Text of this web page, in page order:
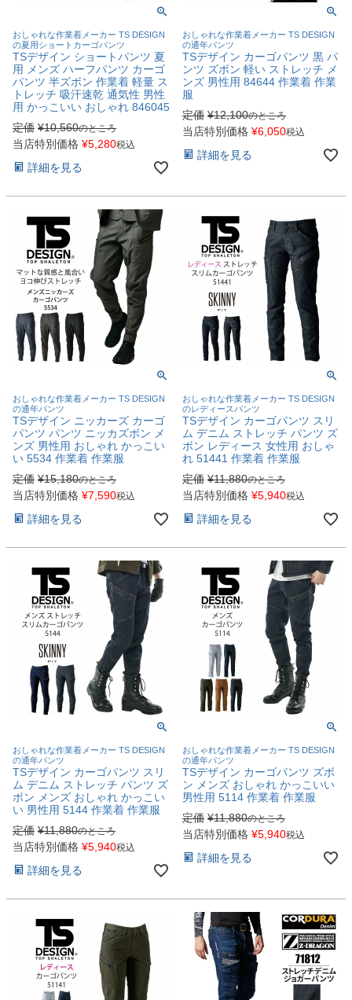
おしゃれな作業着メーカー TS DESIGN
の夏用ショートカーゴパンツ
TSデザイン ショートパンツ 夏
用 メンズ ハーフパンツ カーゴ
パンツ 半ズボン 作業着 軽量 ス
トレッチ 吸汗速乾 通気性 男性
用 かっこいい おしゃれ 846045
定価 ¥10,560のところ
当店特別価格 ¥5,280税込
詳細を見る
おしゃれな作業着メーカー TS DESIGN
の通年パンツ
TSデザイン カーゴパンツ 黒 パ
ンツ ズボン 軽い ストレッチ メ
ンズ 男性用 84644 作業着 作業
服
定価 ¥12,100のところ
当店特別価格 ¥6,050税込
詳細を見る
おしゃれな作業着メーカー TS DESIGN
の通年パンツ
TSデザイン ニッカーズ カーゴ
パンツ パンツ ニッカズボン メ
ンズ 男性用 おしゃれ かっこい
い 5534 作業着 作業服
定価 ¥15,180のところ
当店特別価格 ¥7,590税込
詳細を見る
おしゃれな作業着メーカー TS DESIGN
のレディースパンツ
TSデザイン カーゴパンツ スリ
ム デニム ストレッチ パンツ ズ
ボン レディース 女性用 おしゃ
れ 51441 作業着 作業服
定価 ¥11,880のところ
当店特別価格 ¥5,940税込
詳細を見る
おしゃれな作業着メーカー TS DESIGN
の通年パンツ
TSデザイン カーゴパンツ スリ
ム デニム ストレッチ パンツ ズ
ボン メンズ おしゃれ かっこい
い 男性用 5144 作業着 作業服
定価 ¥11,880のところ
当店特別価格 ¥5,940税込
詳細を見る
おしゃれな作業着メーカー TS DESIGN
の通年パンツ
TSデザイン カーゴパンツ ズボ
ン メンズ おしゃれ かっこいい
男性用 5114 作業着 作業服
定価 ¥11,880のところ
当店特別価格 ¥5,940税込
詳細を見る